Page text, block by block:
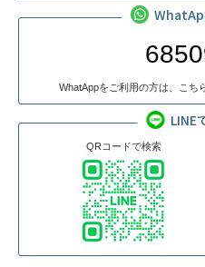
WhatAppをご利用の方は、こち
LINE
QRコードで検索